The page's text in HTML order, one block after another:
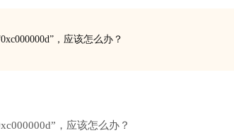
，应该怎么办？
，应该怎么办？